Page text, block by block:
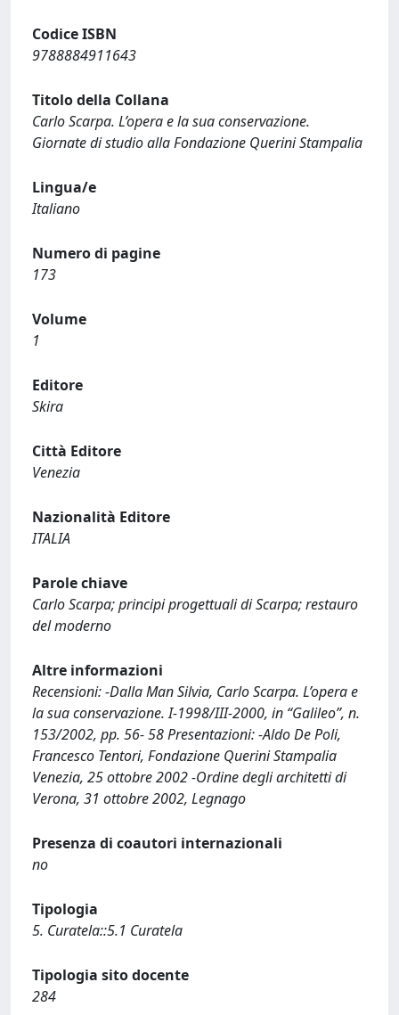
Codice ISBN
9788884911643
Titolo della Collana
Carlo Scarpa. L’opera e la sua conservazione.
Giornate di studio alla Fondazione Querini Stampalia
Lingua/e
Italiano
Numero di pagine
173
Volume
1
Editore
Skira
Città Editore
Venezia
Nazionalità Editore
ITALIA
Parole chiave
Carlo Scarpa; principi progettuali di Scarpa; restauro
del moderno
Altre informazioni
Recensioni: -Dalla Man Silvia, Carlo Scarpa. L’opera e
la sua conservazione. I-1998/III-2000, in “Galileo”, n.
153/2002, pp. 56- 58 Presentazioni: -Aldo De Poli,
Francesco Tentori, Fondazione Querini Stampalia
Venezia, 25 ottobre 2002 -Ordine degli architetti di
Verona, 31 ottobre 2002, Legnago
Presenza di coautori internazionali
no
Tipologia
5. Curatela::5.1 Curatela
Tipologia sito docente
284